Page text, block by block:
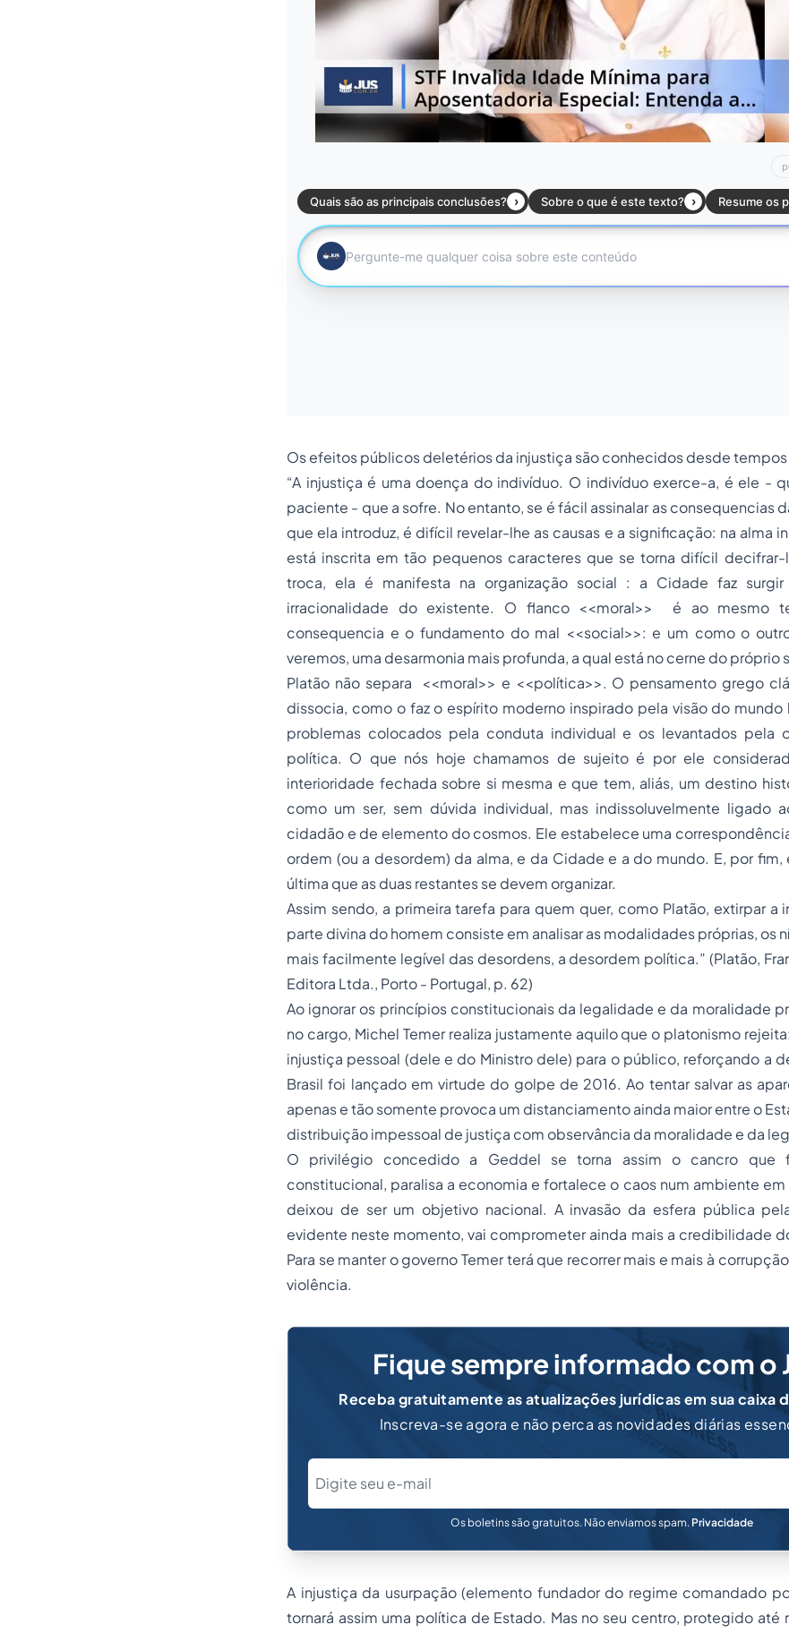
Os efeitos públicos deletérios da injustiça são conhecidos desde
“A injustiça é uma doença do indivíduo. O indivíduo exerce-a, é ele -
paciente - que a sofre. No entanto, se é fácil assinalar as consequencias
que ela introduz, é difícil revelar-lhe as causas e a significação: na alma
está inscrita em tão pequenos caracteres que se torna difícil
troca, ela é manifesta na organização social : a Cidade faz surgir
irracionalidade do existente. O flanco <<moral>> é ao mesmo
consequencia e o fundamento do mal <<social>>: e um como o
veremos, uma desarmonia mais profunda, a qual está no cerne do próprio
Platão não separa <<moral>> e <<política>>. O pensamento grego
dissocia, como o faz o espírito moderno inspirado pela visão do
problemas colocados pela conduta individual e os levantados pela
política. O que nós hoje chamamos de sujeito é por ele
interioridade fechada sobre si mesma e que tem, aliás, um destino
como um ser, sem dúvida individual, mas indissoluvelmente ligado
cidadão e de elemento do cosmos. Ele estabelece uma
ordem (ou a desordem) da alma, e da Cidade e a do mundo. E, por
última que as duas restantes se devem organizar.
Assim sendo, a primeira tarefa para quem quer, como Platão, extirpar a
parte divina do homem consiste em analisar as modalidades próprias, os
mais facilmente legível das desordens, a desordem política.”(Platão,
Editora Ltda., Porto - Portugal, p. 62)
Ao ignorar os princípios constitucionais da legalidade e da moralidade
no cargo, Michel Temer realiza justamente aquilo que o platonismo
injustiça pessoal (dele e do Ministro dele) para o público, reforçando a
Brasil foi lançado em virtude do golpe de 2016. Ao tentar salvar as
apenas e tão somente provoca um distanciamento ainda maior entre o
distribuição impessoal de justiça com observância da moralidade e da
O privilégio concedido a Geddel se torna assim o cancro que
constitucional, paralisa a economia e fortalece o caos num ambiente
deixou de ser um objetivo nacional. A invasão da esfera pública
evidente neste momento, vai comprometer ainda mais a credibilidade
Para se manter o governo Temer terá que recorrer mais e mais à
violência.
Fique sempre informado com o
Receba gratuitamente as atualizações jurídicas em sua caixa
Inscreva-se agora e não perca as novidades diárias
Os boletins são gratuitos. Não enviamos spam. Privacidade
A injustiça da usurpação (elemento fundador do regime comandado
tornará assim uma política de Estado. Mas no seu centro, protegido